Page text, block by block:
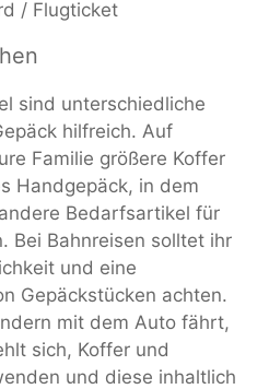
/ Flugticket
sind unterschiedliche
hilfreich. Auf
Familie größere Koffer
Handgepäck, in dem
Bedarfsartikel für
Bei Bahnreisen solltet ihr
und eine
Gepäckstücken achten.
mit dem Auto fährt,
sich, Koffer und
und diese inhaltlich